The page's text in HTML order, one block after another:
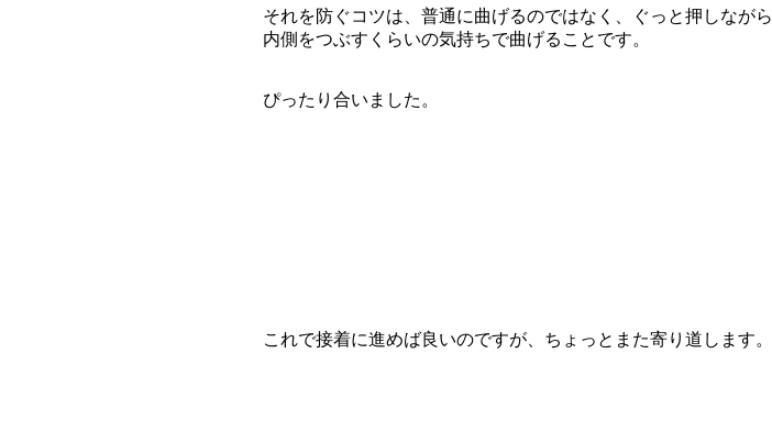
それを防ぐコツは、普通に曲げるのではなく、ぐっと押しながら
内側をつぶすくらいの気持ちで曲げることです。
ぴったり合いました。
これで接着に進めば良いのですが、ちょっとまた寄り道します。